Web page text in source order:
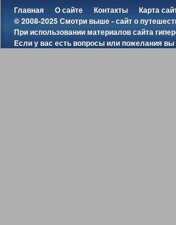
Главная О сайте Контакты Карта
© 2008-2025 Смотри выше - сайт о
При использовании материалов сайта
Если у вас есть вопросы или пожелания